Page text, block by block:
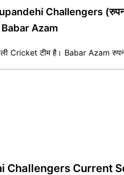
Challengers
Babar Azam
Cricket टीम है। Babar Azam
Challengers Current